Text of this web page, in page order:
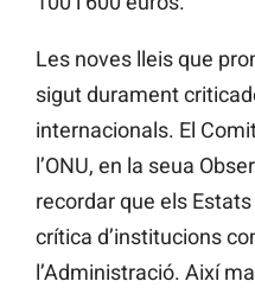
Les noves lleis que
sigut durament
internacionals. El
l’ONU, en la seua
recordar que els
crítica d’institucions
l’Administració. Així